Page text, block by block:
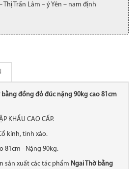
Thị Trấn Lâm – ý Yên – nam định
bằng đồng đỏ đúc nặng 90kg cao 81cm
KHẨU CAO CẤP.
kính, tinh xảo.
81cm - Nặng 90kg.
sản xuất các tác phẩm Ngai Thờ bằng